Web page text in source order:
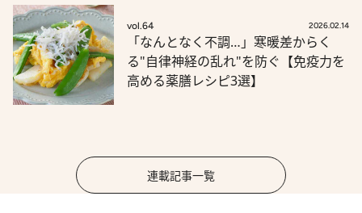
vol.64 2026.02.14
「なんとなく不調…」寒暖差からく
る"自律神経の乱れ"を防ぐ【免疫力を
高める薬膳レシピ3選】
連載記事一覧